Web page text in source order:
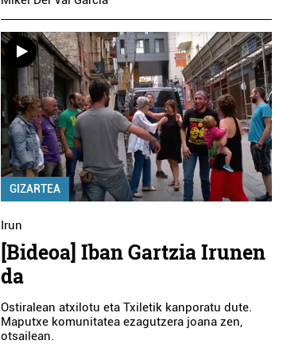
GIZARTEA
Irun
[Bideoa] Iban Gartzia Irunen
da
Ostiralean atxilotu eta Txiletik kanporatu dute.
Maputxe komunitatea ezagutzera joana zen,
otsailean.